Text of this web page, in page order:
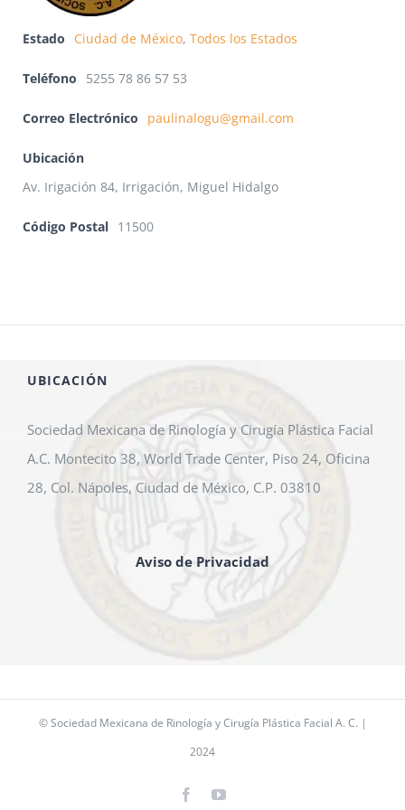
Estado Ciudad de México, Todos los Estados
Teléfono 5255 78 86 57 53
Correo Electrónico paulinalogu@gmail.com
Ubicación
Av. Irigación 84, Irrigación, Miguel Hidalgo
Código Postal 11500
UBICACIÓN
Sociedad Mexicana de Rinología y Cirugía Plástica Facial
A.C. Montecito 38, World Trade Center, Piso 24, Oficina
28, Col. Nápoles, Ciudad de México, C.P. 03810
Aviso de Privacidad
© Sociedad Mexicana de Rinología y Cirugía Plástica Facial A. C. |
2024
FacebookYouTube